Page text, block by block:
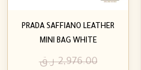
PRADA SAFFIANO LEATHER
MINI BAG WHITE
2,976.00 ر.ق